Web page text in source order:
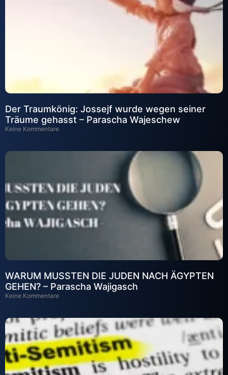
Der Traumkönig: Jossejf wurde wegen seiner
Träume gehasst – Parascha Wajeschew
Keine Kommentare
WARUM MUSSTEN DIE JUDEN NACH ÄGYPTEN
GEHEN? – Parascha Wajigasch
Keine Kommentare